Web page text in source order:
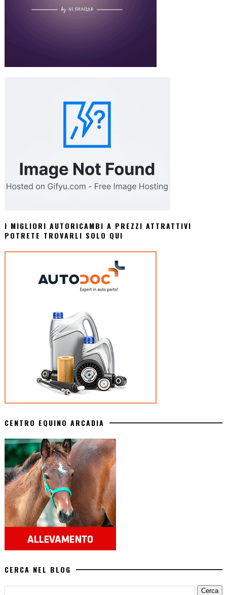
I MIGLIORI AUTORICAMBI A PREZZI ATTRATTIVI
POTRETE TROVARLI SOLO QUI
CENTRO EQUINO ARCADIA
CERCA NEL BLOG